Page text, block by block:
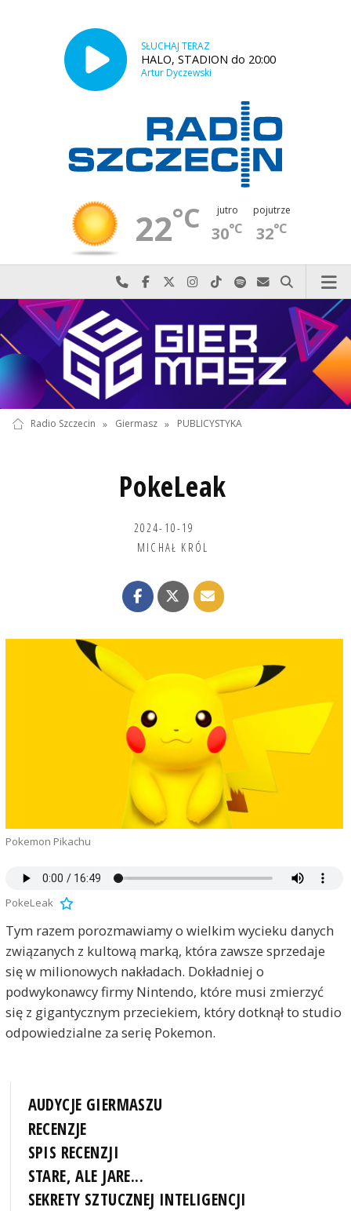
SŁUCHAJ TERAZ
HALO, STADION do 20:00
Artur Dyczewski
22°C jutro
30°C
pojutrze
32°C
Najlepiej po prostu do nas zadzwoń
Odwiedź nas na Facebook-u
Odwiedź nas na X
Odwiedź nas na Instagram-ie
Odwiedź nas na TikTok-u
Szukaj nas na Spotify
Wyślij do nas
Szukaj
Radio Szczecin » Giermasz » PUBLICYSTYKA
PokeLeak
2024-10-19
MICHAŁ KRÓL
Pokemon Pikachu
PokeLeak
Tym razem porozmawiamy o wielkim wycieku danych
związanych z kultową marką, która zawsze sprzedaje
się w milionowych nakładach. Dokładniej o
podwykonawcy firmy Nintendo, które musi zmierzyć
się z gigantycznym przeciekiem, który dotknął to studio
odpowiedzialne za serię Pokemon.
AUDYCJE GIERMASZU
RECENZJE
SPIS RECENZJI
STARE, ALE JARE...
SEKRETY SZTUCZNEJ INTELIGENCJI